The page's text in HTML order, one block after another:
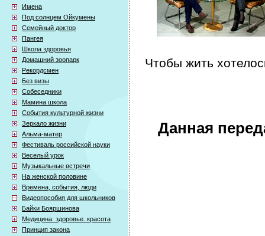
Имена
Под солнцем Ойкумены
Семейный доктор
Пангея
Школа здоровья
Домашний зоопарк
Рекордсмен
Без визы
Собеседники
Мамина школа
События культурной жизни
Зеркало жизни
Альма-матер
Фестиваль российской науки
Веселый урок
Музыкальные встречи
На женской половине
Времена, события, люди
Видеопособия для школьников
Байки Бояршинова
Медицина. здоровье. красота
Принцип закона
Чтобы жить
Данная